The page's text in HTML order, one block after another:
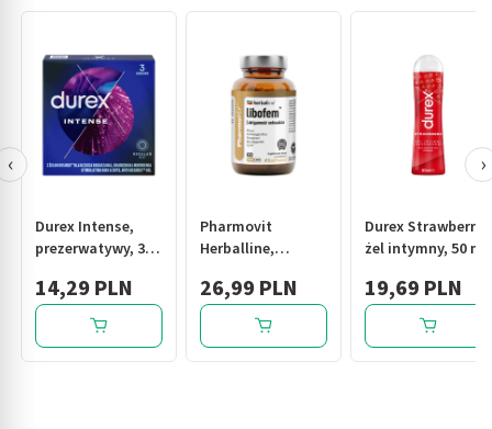
Durex Intense,
prezerwatywy, 3
14,29 PLN
Pharmovit
Herballine,
aktywność
seksualna,
kapsułki, 60 szt.
26,99 PLN
Durex Strawberry,
żel intymny, 50 ml
19,69 PLN
‹ ›